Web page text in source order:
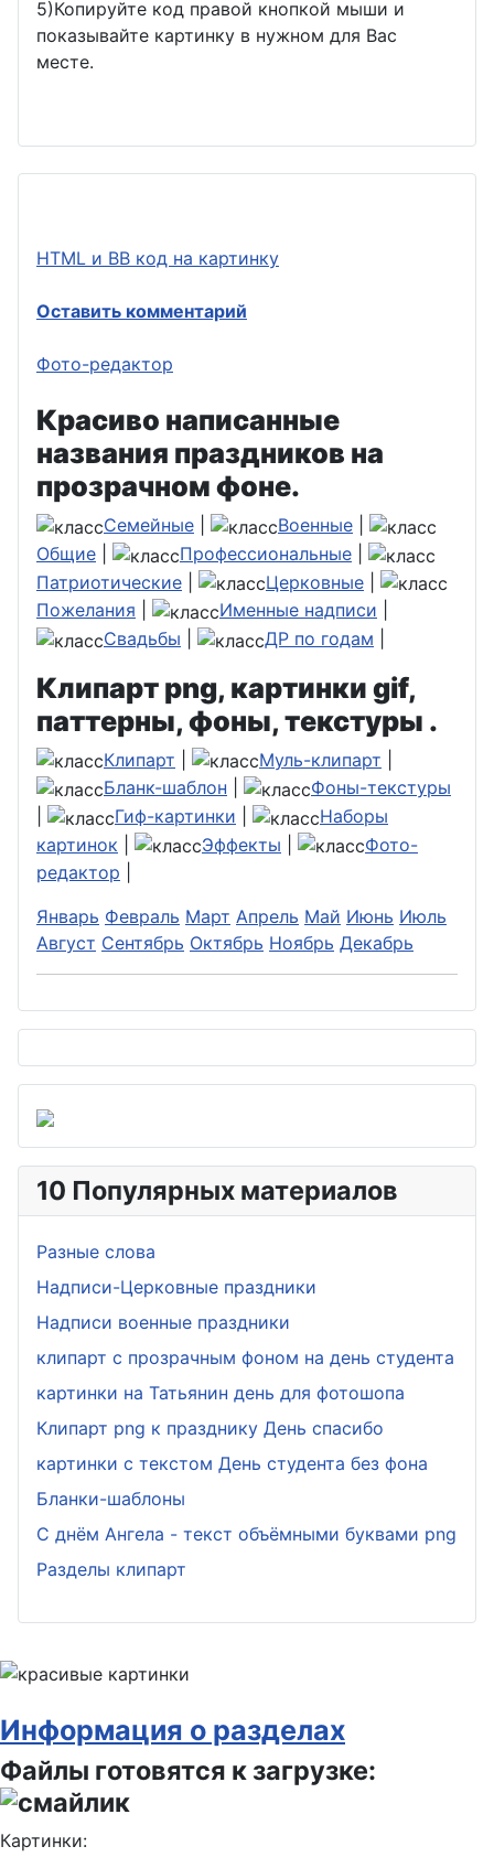
5)Копируйте код правой кнопкой мыши и
показывайте картинку в нужном для Вас
месте.
HTML и BB код на картинку
Оставить комментарий
Фото-редактор
Красиво написанные
названия праздников на
прозрачном фоне.
Семейные Военные
Общие
Профессиональные
Патриотические
Церковные
Пожелания
Именные надписи
Свадьбы
ДР по годам
Клипарт png, картинки gif,
паттерны, фоны, текстуры .
Клипарт Муль-клипарт
Бланк-шаблон
Фоны-текстуры
Гиф-картинки
Наборы
картинок
Эффекты
Фото-
редактор
Январь Февраль Март Апрель Май Июнь Июль
Август Сентябрь Октябрь Ноябрь Декабрь
10 Популярных материалов
Разные слова
Надписи-Церковные праздники
Надписи военные праздники
клипарт с прозрачным фоном на день студента
картинки на Татьянин день для фотошопа
Клипарт png к празднику День спасибо
картинки с текстом День студента без фона
Бланки-шаблоны
С днём Ангела - текст объёмными буквами png
Разделы клипарт
Информация о разделах
Файлы готовятся к загрузке:
Картинки: